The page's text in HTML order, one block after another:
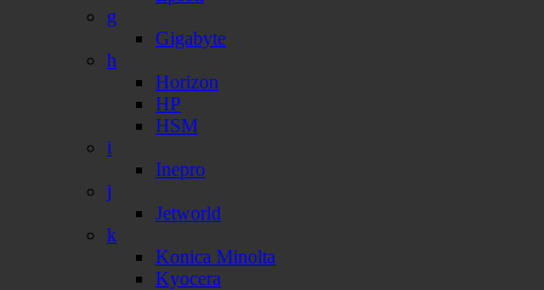
g
Gigabyte
h
Horizon
HP
HSM
i
Inepro
j
Jetworld
k
Konica Minolta
Kyocera